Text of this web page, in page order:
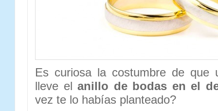
Es curiosa la costumbre de que
lleve elanillo de bodas en el
vez te lo habías planteado?